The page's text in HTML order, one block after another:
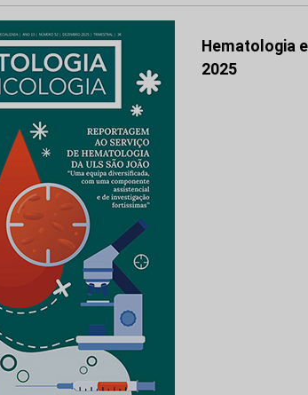
Hematologia
2025